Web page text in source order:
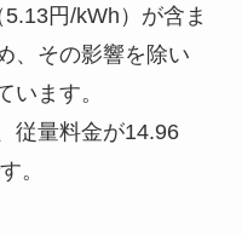
円/kWh）が含ま
、その影響を除い
います。
従量料金が14.96
。